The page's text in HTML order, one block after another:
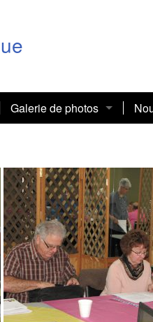
Galerie de photos
Projet »Toujours en action
Dîner de Noël 2025
Journée des aînées 2025
50e de l’AREQ au
Dîner de Noël 2024